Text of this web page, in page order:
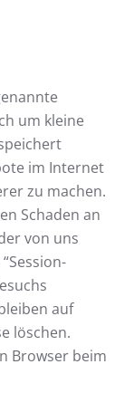
um kleine
im Internet
zu machen.
Schaden an
von uns
auf
löschen.
Browser beim